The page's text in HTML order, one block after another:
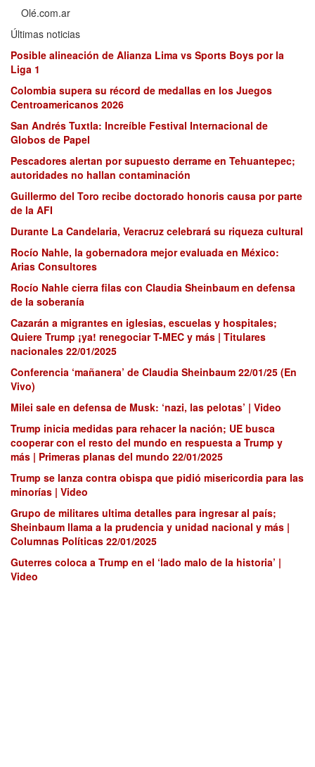
Olé.com.ar
Últimas noticias
Posible alineación de Alianza Lima vs Sports Boys por la
Liga 1
Colombia supera su récord de medallas en los Juegos
Centroamericanos 2026
San Andrés Tuxtla: Increíble Festival Internacional de
Globos de Papel
Pescadores alertan por supuesto derrame en Tehuantepec;
autoridades no hallan contaminación
Guillermo del Toro recibe doctorado honoris causa por parte
de la AFI
Durante La Candelaria, Veracruz celebrará su riqueza cultural
Rocío Nahle, la gobernadora mejor evaluada en México:
Arias Consultores
Rocío Nahle cierra filas con Claudia Sheinbaum en defensa
de la soberanía
Cazarán a migrantes en iglesias, escuelas y hospitales;
Quiere Trump ¡ya! renegociar T-MEC y más | Titulares
nacionales 22/01/2025
Conferencia ‘mañanera’ de Claudia Sheinbaum 22/01/25 (En
Vivo)
Milei sale en defensa de Musk: ‘nazi, las pelotas’ | Video
Trump inicia medidas para rehacer la nación; UE busca
cooperar con el resto del mundo en respuesta a Trump y
más | Primeras planas del mundo 22/01/2025
Trump se lanza contra obispa que pidió misericordia para las
minorías | Video
Grupo de militares ultima detalles para ingresar al país;
Sheinbaum llama a la prudencia y unidad nacional y más |
Columnas Políticas 22/01/2025
Guterres coloca a Trump en el ‘lado malo de la historia’ |
Video